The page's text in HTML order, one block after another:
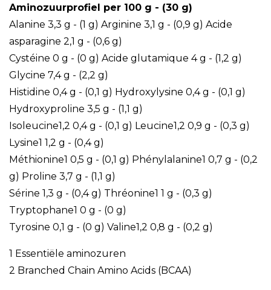
Aminozuurprofiel per 100 g - (30 g)
Alanine 3,3 g - (1 g) Arginine 3,1 g - (0,9 g) Acide
asparagine 2,1 g - (0,6 g)
Cystéine 0 g - (0 g) Acide glutamique 4 g - (1,2 g)
Glycine 7,4 g - (2,2 g)
Histidine 0,4 g - (0,1 g) Hydroxylysine 0,4 g - (0,1 g)
Hydroxyproline 3,5 g - (1,1 g)
Isoleucine1,2 0,4 g - (0,1 g) Leucine1,2 0,9 g - (0,3 g)
Lysine1 1,2 g - (0,4 g)
Méthionine1 0,5 g - (0,1 g) Phénylalanine1 0,7 g - (0,2
g) Proline 3,7 g - (1,1 g)
Sérine 1,3 g - (0,4 g) Thréonine1 1 g - (0,3 g)
Tryptophane1 0 g - (0 g)
Tyrosine 0,1 g - (0 g) Valine1,2 0,8 g - (0,2 g)
1 Essentiële aminozuren
2 Branched Chain Amino Acids (BCAA)